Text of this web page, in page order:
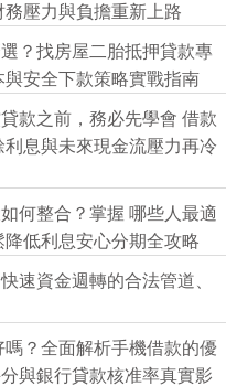
壓力與負擔重新上路
？找房屋二胎抵押貸款專
安全下款策略實戰指南
款之前，務必先學會 借款
息與未來現金流壓力再冷
何整合？掌握 哪些人最適
低利息安心分期全攻略
速資金週轉的合法管道、
嗎？全面解析手機借款的優
與銀行貸款核准率真實影